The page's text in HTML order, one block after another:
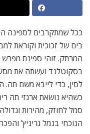
ככל שמתקרבים לספינה
בים של זכוכית וקוראת
בסקוטלנד ועשתה את
לסין, כדי לייבא משם
כשהיא נושאת ארגזי תה
הנוכחי בנמל גריניץ’